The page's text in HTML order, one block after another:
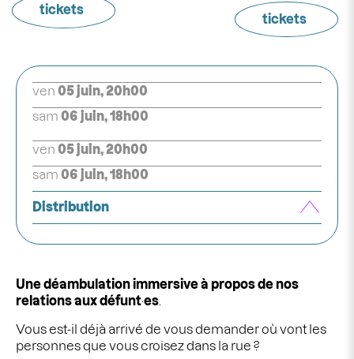
tickets
tickets
Une déambulation immersive à propos de nos
relations aux défunt·es
Vous est-il déjà arrivé de vous demander où vont les
personnes que vous croisez dans la rue ?
ven 05 juin, 20h00
sam 06 juin, 18h00
ven 05 juin, 20h00
sam 06 juin, 18h00
Distribution